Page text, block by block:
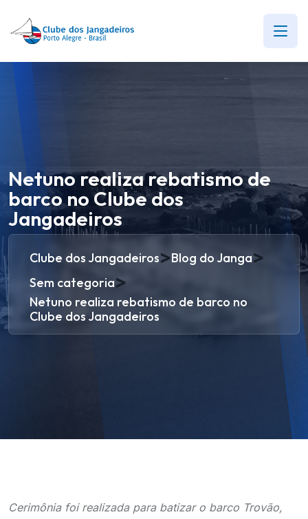
Netuno realiza rebatismo de
barco no Clube dos
Jangadeiros
Clube dos Jangadeiros>Blog do Janga>
Sem categoria>
Netuno realiza rebatismo de barco no
Clube dos Jangadeiros
Cerimônia foi realizada para batizar o barco Trovão,